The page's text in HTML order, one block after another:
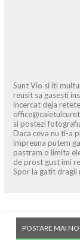
Sunt Vio si iti
reusit sa gasesti
incercat deja
si postezi
Daca ceva nu ti-a
impreuna putem
pastram o limita
de prost gust imi
Spor la gatit dragii
POSTARE MAI